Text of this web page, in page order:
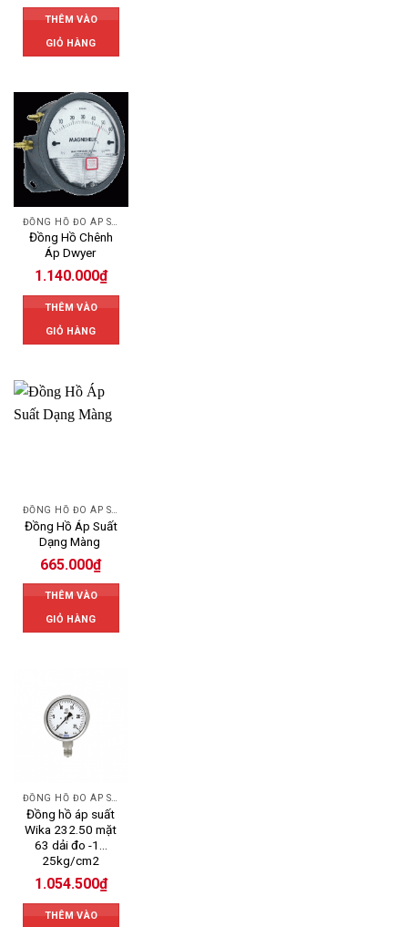
THÊM VÀO
GIỎ HÀNG
Đồng Hồ Chênh
Áp Dwyer
1.140.000₫
THÊM VÀO
GIỎ HÀNG
Đồng Hồ Áp Suất
Dạng Màng
665.000₫
THÊM VÀO
GIỎ HÀNG
Đồng hồ áp suất
Wika 232.50 mặt
63 dải đo -1…
25kg/cm2
1.054.500₫
THÊM VÀO